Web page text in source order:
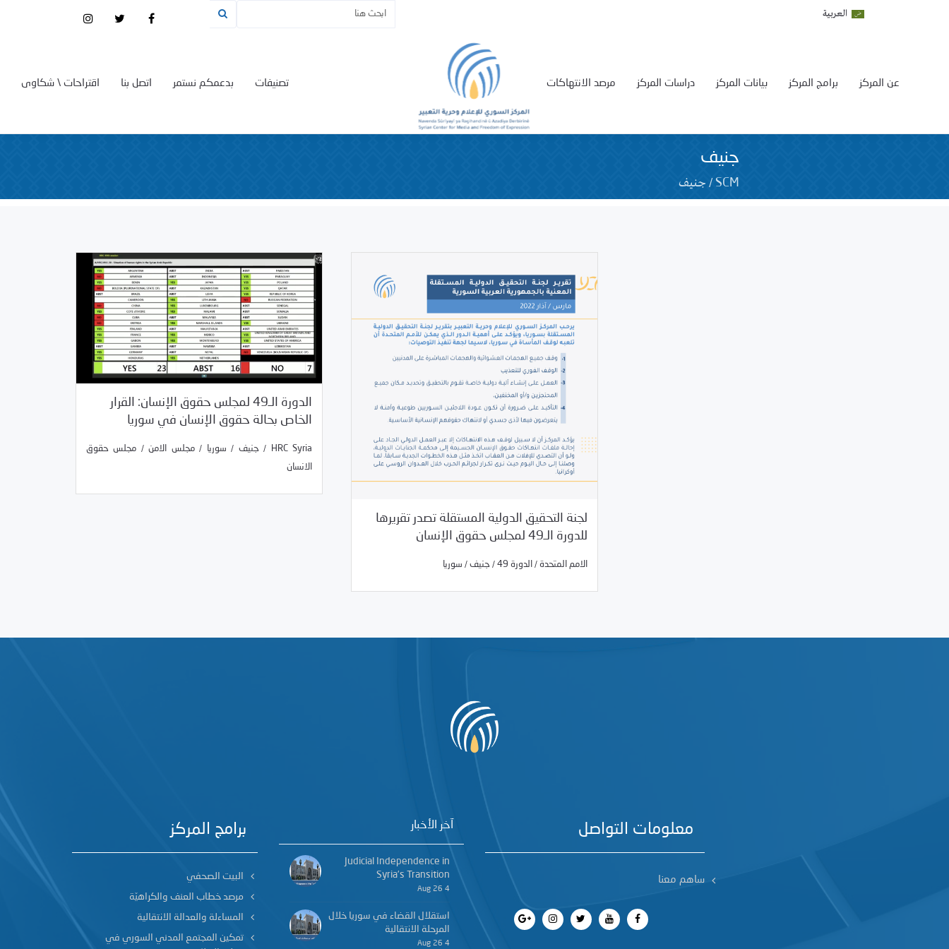
العربية
اقتراحات \ شكاوى اتصل بنا بدعمكم نستمر تصنيفات مرصد الانتهاكات دراسات المركز بيانات المركز برامج المركز عن المركز
جنيف
SCM
/ جنيف
الدورة الـ49 لمجلس حقوق الإنسان: القرار
الخاص بحالة حقوق الإنسان في سوريا
HRC Syria
/جنيف / سوريا /مجلس الامن/ مجلس حقوق
الانسان
/
سوريا
حقوق الانسان
لجنة التحقيق الدولية المستقلة تصدر تقريرها
للدورة الـ49 لمجلس حقوق الإنسان
الامم المتحدة / الدورة 49 / جنيف / سوريا
03/11/2022
بيانات المركز
برامج المركز
البيت الصحفي
مرصد خطاب العنف والكراهيّة
المساءلة والعدالة الانتقالية
تمكين المجتمع المدني السوري في
آخر الأخبار
Judicial Independence in
Syria’s Transition
4 Aug 26
استقلال القضاء في سوريا خلال
المرحلة الانتقالية
4 Aug 26
معلومات التواصل
ساهم معنا